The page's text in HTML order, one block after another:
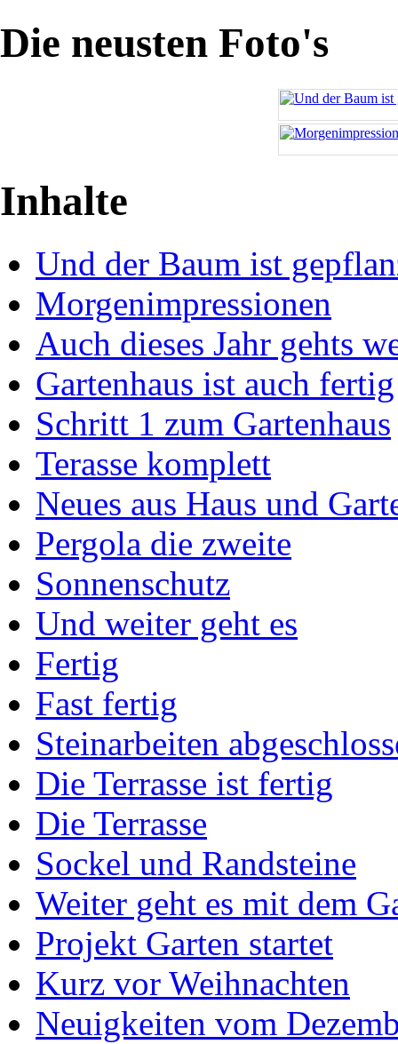
Die neusten Foto's
Inhalte
Und der Baum ist
Morgenimpressionen
Auch dieses Jahr gehts
Gartenhaus ist auch fertig
Schritt 1 zum Gartenhaus
Terasse komplett
Neues aus Haus und
Pergola die zweite
Sonnenschutz
Und weiter geht es
Fertig
Fast fertig
Steinarbeiten
Die Terrasse ist fertig
Die Terrasse
Sockel und Randsteine
Weiter geht es mit dem
Projekt Garten startet
Kurz vor Weihnachten
Neuigkeiten vom